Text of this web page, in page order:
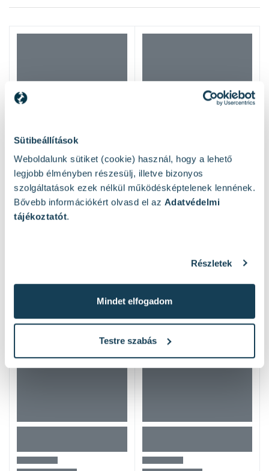
Sütibeállítások
Weboldalunk sütiket (cookie) használ, hogy a lehető
legjobb élményben részesülj, illetve bizonyos
szolgáltatások ezek nélkül működésképtelenek lennének.
Bővebb információkért olvasd el az Adatvédelmi
tájékoztatót.
Részletek
Mindet elfogadom
Testre szabás